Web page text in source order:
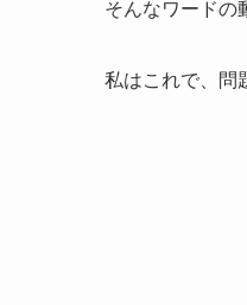
そんなワードの
私はこれで、問